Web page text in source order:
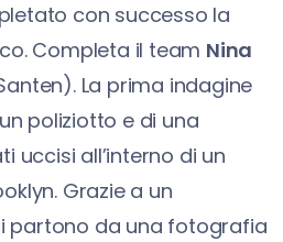
con successo la
Completa il team Nina
La prima indagine
poliziotto e di una
uccisi all’interno di un
Grazie a un
partono da una fotografia